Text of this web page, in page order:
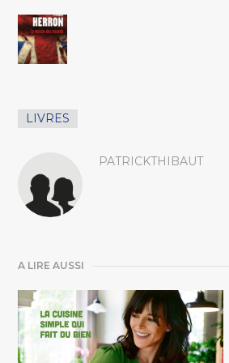
LIVRES
PATRICKTHIBAUT
A LIRE AUSSI